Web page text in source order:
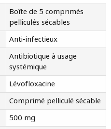
Boîte de 5 comprimés
pelliculés sécables
Anti-infectieux
Antibiotique à usage
systémique
Lévofloxacine
Comprimé pelliculé sécable
500 mg